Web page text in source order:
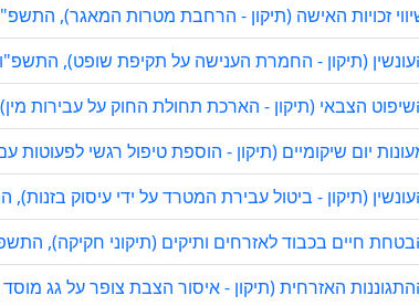
זכויות האישה (תיקון - הרחבת מטרות המאגר), התשפ"ו-
(תיקון - החמרת הענישה על תקיפת שופט), התשפ"ו-
הצבאי (תיקון - הארכת תחולת החוק על עבירות מין),
יום שיקומיים (תיקון - הוספת טיפול רגשי לפעוטות עם
(תיקון - ביטול עבירת המטרד על ידי עיסוק בזנות),
חיים בכבוד לאזרחים ותיקים (תיקוני חקיקה), התשפ"ו-
האזרחית (תיקון - איסור הצבת צופר על גג מוסד